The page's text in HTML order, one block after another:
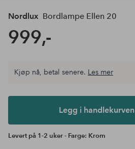
Nordlux Bordlampe Ellen 20
999,-
Legg i
Kjøp nå, betal senere. Les mer
Legg i handlekurven
Levert på 1-2 uker - Farge: Krom